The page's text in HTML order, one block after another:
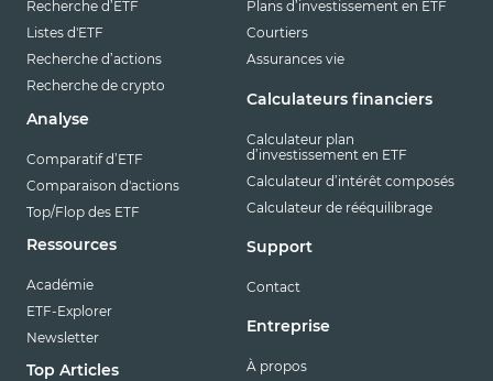
Recherche d’ETF
Listes d'ETF
Recherche d’actions
Recherche de crypto
Analyse
Comparatif d’ETF
Comparaison d'actions
Top/Flop des ETF
Ressources
Académie
ETF-Explorer
Newsletter
Top Articles
Plans d’investissement en ETF
Courtiers
Assurances vie
Calculateurs financiers
Calculateur plan
d’investissement en ETF
Calculateur d’intérêt composés
Calculateur de rééquilibrage
Support
Contact
Entreprise
À propos